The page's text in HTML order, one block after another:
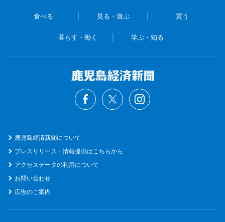
食べる 見る・遊ぶ 買う
暮らす・働く 学ぶ・知る
鹿児島経済新聞について
プレスリリース・情報提供はこちらから
アクセスデータの利用について
お問い合わせ
広告のご案内